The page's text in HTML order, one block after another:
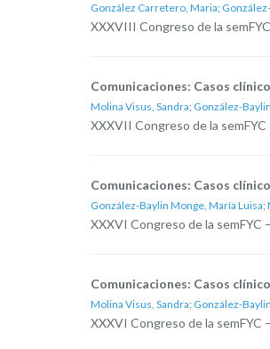
González Carretero, Maria;
XXXVIII Congreso de la
Comunicaciones: Casos
Molina Visus, Sandra; González-
XXXVII Congreso de la semFYC
Comunicaciones: Casos
González-Baylin Monge, María Luisa;
XXXVI Congreso de la semFYC
Comunicaciones: Casos
Molina Visus, Sandra; González-
XXXVI Congreso de la semFYC